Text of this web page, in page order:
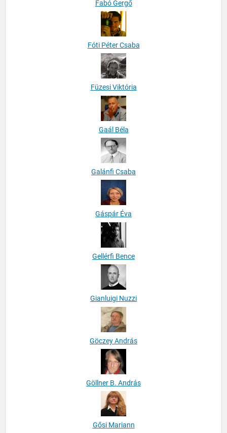
Fabó Gergő
Fóti Péter Csaba
Füzesi Viktória
Gaál Béla
Galánfi Csaba
Gáspár Éva
Gellérfi Bence
Gianluigi Nuzzi
Göczey András
Göllner B. András
Gősi Mariann